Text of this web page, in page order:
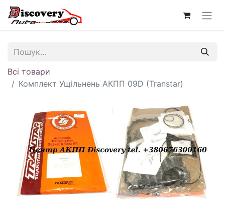
Всі товари
Комплект Ущільнень АКПП 09D (Transtar)